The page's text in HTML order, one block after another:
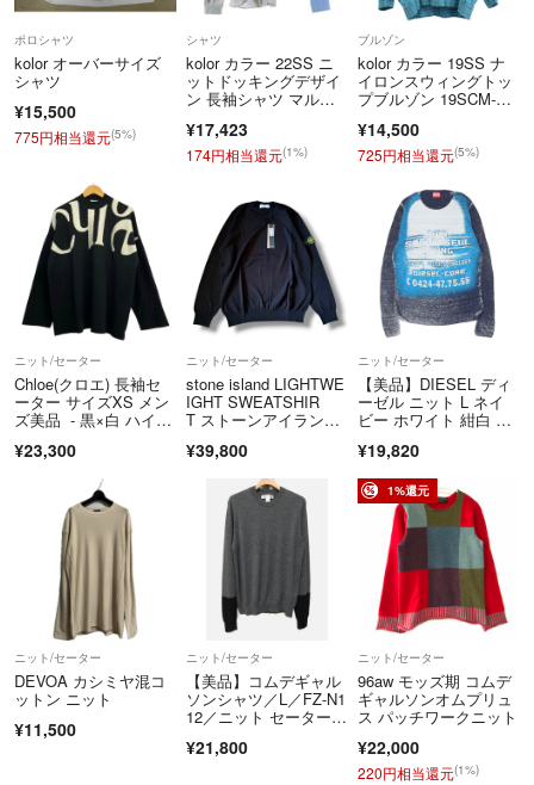
⭕️「フォロー割り」をしております☺️
ご購入前にフォロー頂くと「300円」のお値引きをさせていただきます！
(^^)
フォロー頂いた後、ご購入前にコメントにてお伝え下さい☆
⭕️ショップ説明
当店では、アパレルから小物までレディース 、 メンズ 問わず、各種取り
⭕️ショップ説明✨
✔️3当店では、 アディダス 、 ナイキ 、 スラッシャー 、ステューシー
等、 スポーツMIX に合わせやすい商品を レディース 、 メンズ 問わず
取り揃えております☆
✔️下記のリンクから他の商品もご覧頂けます、是非ご覧ください❗️✨
↓↓↓
⭕️状態✨
✔️傷やシミ等、気になる点は商品説明及び、写真にて掲示しますが、小
さな箇所等は見落としがある場合もあります。
古着にご理解の有るかたのみ御購入下さい。
ポロシャツ
kolor オーバーサイズ
シャツ
¥15,500
775円相当還元(5%)
シャツ
kolor カラー 22SS ニ
ットドッキングデザイ
ン 長袖シャツ マル
¥17,423
174円相当還元(1%)
ブルゾン
kolor カラー 19SS ナ
イロンスウィングトッ
プブルゾン 19SCM-G0
¥14,500
725円相当還元(5%)
ニット/セーター
Chloe(クロエ) 長袖セ
ーター サイズXS メン
ズ美品 - 黒×白 ハイネ
¥23,300
ニット/セーター
stone island LIGHTWE
IGHT SWEATSHIR
T ストーンアイラン
¥39,800
ニット/セーター
【美品】DIESEL ディ
ーゼル ニット L ネイ
ビー ホワイト 紺白 25
プリント サマーニッ
ト K-ROD Linen jumpe
r with logo graphic トッ
プス セーター【メン
ズ】【中古】
¥19,820
ニット/セーター
DEVOA カシミヤ混コ
ットン ニット
¥11,500
ニット/セーター
【美品】コムデギャル
ソンシャツ／L／FZ-N1
12／ニット セーター／
ラック バイカラー ツ
¥21,800
1%還元
ニット/セーター
96aw モッズ期 コムデ
ギャルソンオムプリュ
ス パッチワークニット
¥22,000
220円相当還元(1%)